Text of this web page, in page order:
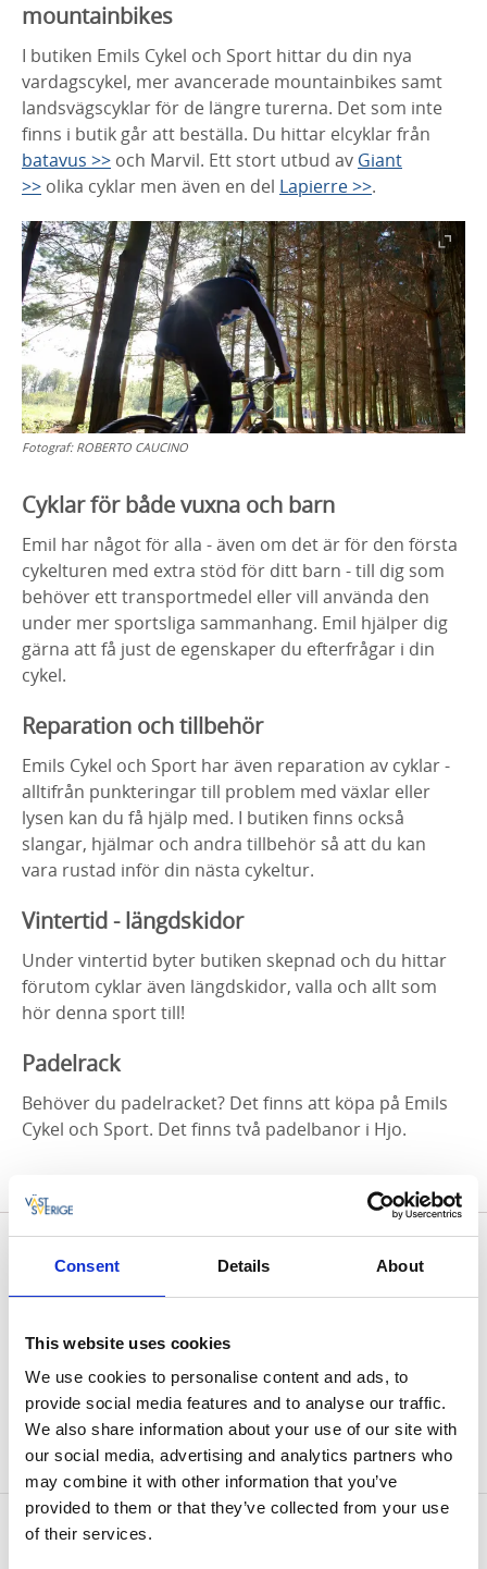
Consent Details About
This website uses cookies
We use cookies to personalise content and ads, to
provide social media features and to analyse our traffic.
We also share information about your use of our site with
our social media, advertising and analytics partners who
may combine it with other information that you’ve
provided to them or that they’ve collected from your use
of their services.
mountainbikes
I butiken Emils Cykel och Sport hittar du din nya
vardagscykel, mer avancerade mountainbikes samt
landsvägscyklar för de längre turerna. Det som inte
finns i butik går att beställa. Du hittar elcyklar från
batavus >> och Marvil. Ett stort utbud av Giant
>> olika cyklar men även en del Lapierre >>.
Fotograf: ROBERTO CAUCINO
Cyklar för både vuxna och barn
Emil har något för alla - även om det är för den första
cykelturen med extra stöd för ditt barn - till dig som
behöver ett transportmedel eller vill använda den
under mer sportsliga sammanhang. Emil hjälper dig
gärna att få just de egenskaper du efterfrågar i din
cykel.
Reparation och tillbehör
Emils Cykel och Sport har även reparation av cyklar -
alltifrån punkteringar till problem med växlar eller
lysen kan du få hjälp med. I butiken finns också
slangar, hjälmar och andra tillbehör så att du kan
vara rustad inför din nästa cykeltur.
Vintertid - längdskidor
Under vintertid byter butiken skepnad och du hittar
förutom cyklar även längdskidor, valla och allt som
hör denna sport till!
Padelrack
Behöver du padelracket? Det finns att köpa på Emils
Cykel och Sport. Det finns två padelbanor i Hjo.
handelsförening som gemensamt arbetar för att
främja stadens näring genom att kollektivt stärka
dess handelsutbud och varandras verksamheter. Här
kan du även nyttja dina Hjosedlar. Läs mer om Hjo
handelhär >>
Kontaktinformation